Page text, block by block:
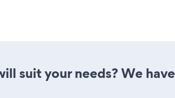
suit your needs? We have